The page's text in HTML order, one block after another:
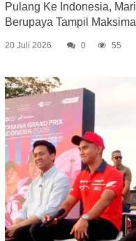
Pulang Ke Indonesia,
Berupaya Tampil
20 Juli 2026 0 55